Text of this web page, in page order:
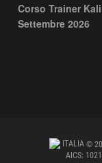
Corso Trainer
Settembre 2026
ITALIA©
AICS: